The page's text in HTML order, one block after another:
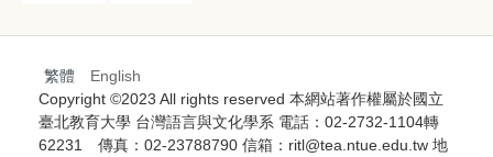
繁體
English
Copyright ©2023 All rights reserved 本網站著作權屬於國立
臺北教育大學 台灣語言與文化學系 電話：02-2732-1104轉
62231 傳真：02-23788790 信箱：ritl@tea.ntue.edu.tw 地